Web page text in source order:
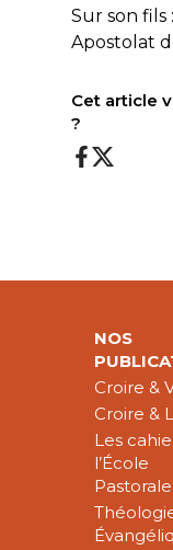
Sur son
Apostolat
Cet article
?
NOS
Croire &
Croire &
Les
l’École
Pastorale